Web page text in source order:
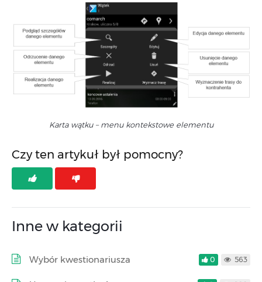
Karta wątku – menu kontekstowe elementu
Czy ten artykuł był pomocny?
Inne w kategorii
Wybór kwestionariusza 0 563